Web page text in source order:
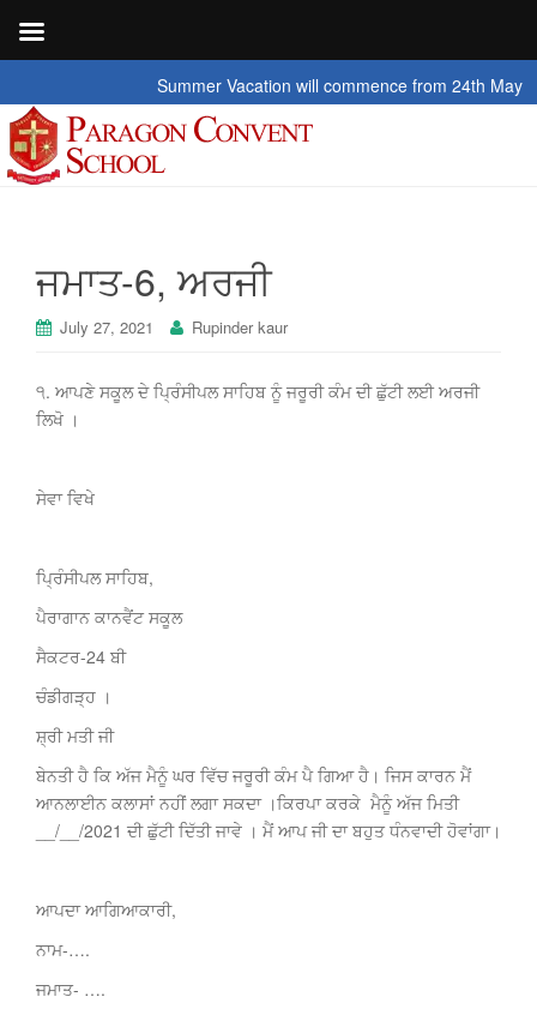
Summer Vacation will commence from 24th May 2026
ਜਮਾਤ-6, ਅਰਜੀ
July 27, 2021 Rupinder kaur
੧. ਆਪਣੇ ਸਕੂਲ ਦੇ ਪ੍ਰਿੰਸੀਪਲ ਸਾਹਿਬ ਨੂੰ ਜਰੂਰੀ ਕੰਮ ਦੀ ਛੁੱਟੀ ਲਈ ਅਰਜੀ
ਲਿਖੋ ।
ਸੇਵਾ ਵਿਖੇ
ਪ੍ਰਿੰਸੀਪਲ ਸਾਹਿਬ,
ਪੈਰਾਗਾਨ ਕਾਨਵੈਂਟ ਸਕੂਲ
ਸੈਕਟਰ-24 ਬੀ
ਚੰਡੀਗੜ੍ਹ ।
ਸ਼੍ਰੀ ਮਤੀ ਜੀ
ਬੇਨਤੀ ਹੈ ਕਿ ਅੱਜ ਮੈਨੂੰ ਘਰ ਵਿੱਚ ਜਰੂਰੀ ਕੰਮ ਪੈ ਗਿਆ ਹੈ। ਜਿਸ ਕਾਰਨ ਮੈਂ
ਆਨਲਾਈਨ ਕਲਾਸਾਂ ਨਹੀਂ ਲਗਾ ਸਕਦਾ ।ਕਿਰਪਾ ਕਰਕੇ ਮੈਨੂੰ ਅੱਜ ਮਿਤੀ
__/__/2021 ਦੀ ਛੁੱਟੀ ਦਿੱਤੀ ਜਾਵੇ । ਮੈਂ ਆਪ ਜੀ ਦਾ ਬਹੁਤ ਧੰਨਵਾਦੀ ਹੋਵਾਂਗਾ।
ਆਪਦਾ ਆਗਿਆਕਾਰੀ,
ਨਾਮ-….
ਜਮਾਤ- ….